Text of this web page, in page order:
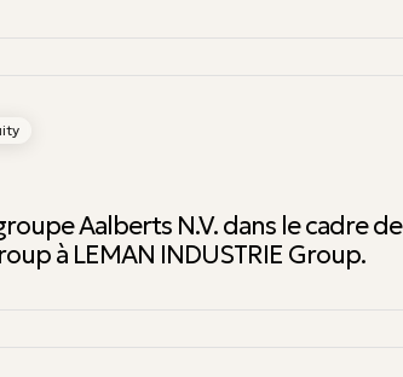
Aalberts N.V. dans le cadre de
à LEMAN INDUSTRIE Group.